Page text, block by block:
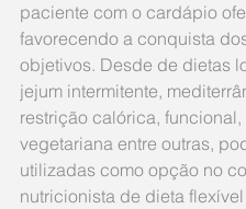
paciente com o cardápio
favorecendo a conquista
objetivos. Desde de dietas
jejum intermitente,
restrição calórica, funcional,
vegetariana entre outras,
utilizadas como opção no
nutricionista de dieta